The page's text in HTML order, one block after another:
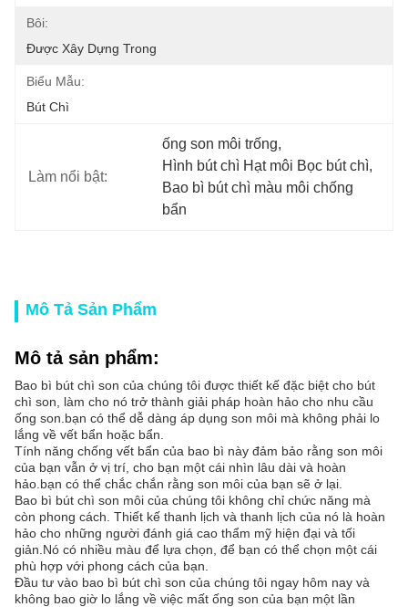
Bôi:
Được Xây Dựng Trong
Biểu Mẫu:
Bút Chì
Làm nổi bật:
ống son môi trống,
Hình bút chì Hạt môi Bọc bút chì,
Bao bì bút chì màu môi chống
bẩn
Mô Tả Sản Phẩm
Mô tả sản phẩm:
Bao bì bút chì son của chúng tôi được thiết kế đặc biệt cho bút
chì son, làm cho nó trở thành giải pháp hoàn hảo cho nhu cầu
ống son.bạn có thể dễ dàng áp dụng son môi mà không phải lo
lắng về vết bẩn hoặc bẩn.
Tính năng chống vết bẩn của bao bì này đảm bảo rằng son môi
của bạn vẫn ở vị trí, cho bạn một cái nhìn lâu dài và hoàn
hảo.bạn có thể chắc chắn rằng son môi của bạn sẽ ở lại.
Bao bì bút chì son môi của chúng tôi không chỉ chức năng mà
còn phong cách. Thiết kế thanh lịch và thanh lịch của nó là hoàn
hảo cho những người đánh giá cao thẩm mỹ hiện đại và tối
giản.Nó có nhiều màu để lựa chọn, để bạn có thể chọn một cái
phù hợp với phong cách của bạn.
Đầu tư vào bao bì bút chì son của chúng tôi ngay hôm nay và
không bao giờ lo lắng về việc mất ống son của bạn một lần